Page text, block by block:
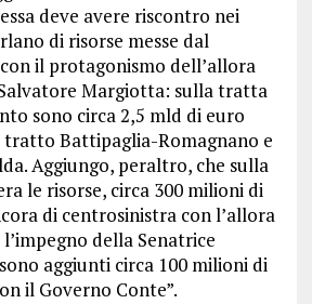
deve avere riscontro nei
di risorse messe dal
il protagonismo dell’allora
Margiotta: sulla tratta
sono circa 2,5 mld di euro
tratto Battipaglia-Romagnano e
Aggiungo, peraltro, che sulla
le risorse, circa 300 milioni di
di centrosinistra con l’allora
della Senatrice
aggiunti circa 100 milioni di
il Governo Conte”.